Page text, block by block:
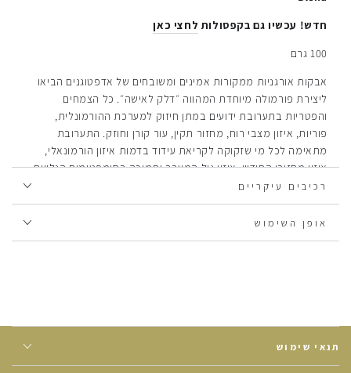
חדש! עכשיו גם בקפסולות לחצי כאן
100 גרם
אבקות אורגניות ממקורות אמינים ומשובחים של אדפטוגנים הביאו
ליצירת פורמולה מיוחדת המהווה ״דלק לאישה״. כל הצמחים
והפטריות בתערובת ידועים במתן חיזוק למערכת ההורמונלית,
פוריות, איזון מצבי רוח, מחזור תקין, עור קורן וחוזק. התערובת
מתאימה לכל מי שזקוקה לקריאת עידוד בדמות איזון הורמונאלי,
איזון מחזורי החודש, איזון גיל המעבר ותמיכה בסימפטומים הנלווים.
צמחים אדפטוגנים בהגדרתם אינם רעילים או מייצרים תופעות לוואי,
רכיבי המוצר:פטריית ריישי, שורש מאקה, פרי אמלה, שורש
רכיבים עיקריים
אופן השימוש
תנאי שימוש